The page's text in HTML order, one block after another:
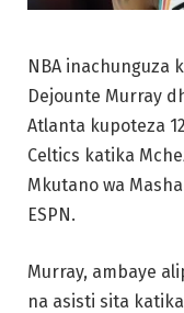
NBA inachunguza
Dejounte Murray
Atlanta kupoteza
Celtics katika
Mkutano wa
ESPN.
Murray, ambaye
na asisti sita